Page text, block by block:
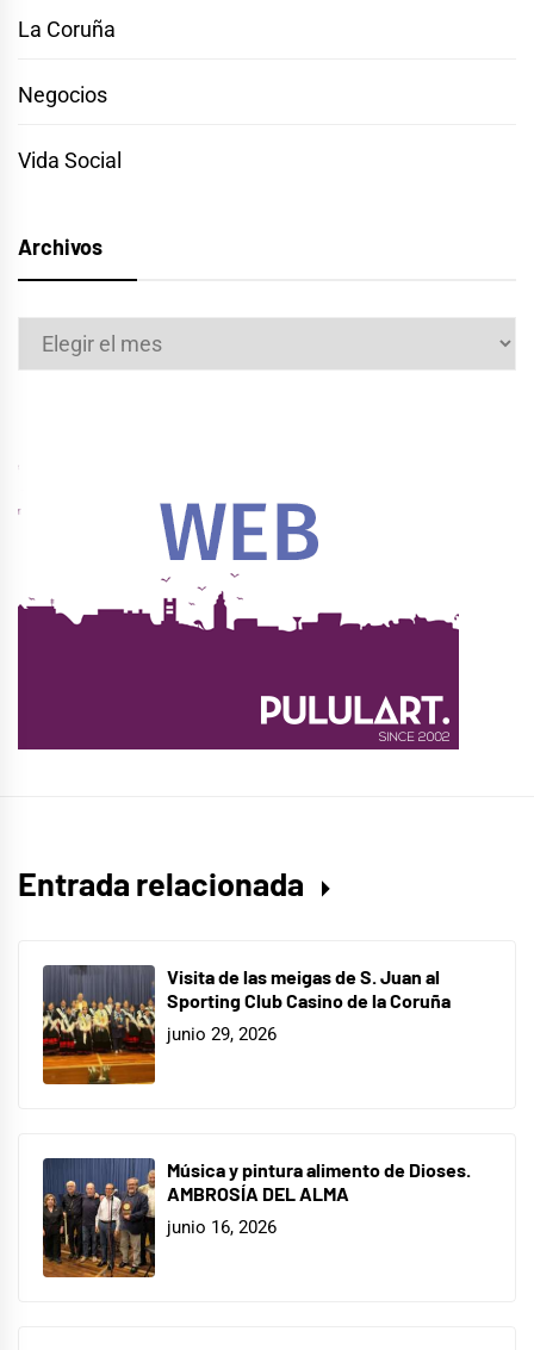
La Coruña
Negocios
Vida Social
Archivos
Archivos
Entrada relacionada
Visita de las meigas de S. Juan al
Sporting Club Casino de la Coruña
junio 29, 2026
Música y pintura alimento de Dioses.
AMBROSÍA DEL ALMA
junio 16, 2026